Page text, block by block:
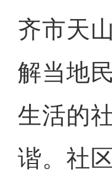
齐市天
解当地
生活的
谐。社